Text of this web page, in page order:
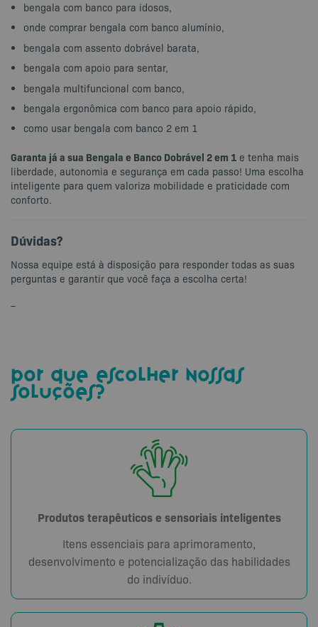
bengala com banco para idosos,
onde comprar bengala com banco alumínio,
bengala com assento dobrável barata,
bengala com apoio para sentar,
bengala multifuncional com banco,
bengala ergonômica com banco para apoio rápido,
como usar bengala com banco 2 em 1
Garanta já a sua Bengala e Banco Dobrável 2 em 1 e tenha mais
liberdade, autonomia e segurança em cada passo! Uma escolha
inteligente para quem valoriza mobilidade e praticidade com
conforto.
Dúvidas?
Nossa equipe está à disposição para responder todas as suas
perguntas e garantir que você faça a escolha certa!
–
por que escolher nossas
soluções?
Produtos terapêuticos e sensoriais inteligentes
Itens essenciais para aprimoramento,
desenvolvimento e potencialização das habilidades
do indivíduo.